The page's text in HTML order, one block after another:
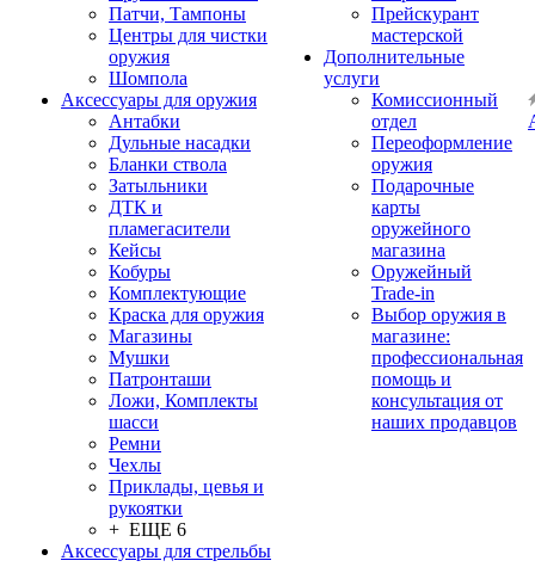
Патчи, Тампоны
Центры для чистки
оружия
Шомпола
Аксессуары для оружия
Антабки
Дульные насадки
Бланки ствола
Затыльники
ДТК и
пламегасители
Кейсы
Кобуры
Комплектующие
Краска для оружия
Магазины
Мушки
Патронташи
Ложи, Комплекты
шасси
Ремни
Чехлы
Приклады, цевья и
рукоятки
+ ЕЩЕ 6
Аксессуары для стрельбы
Прейскурант
мастерской
Дополнительные
услуги
Комиссионный
отдел
Переоформление
оружия
Подарочные
карты
оружейного
магазина
Оружейный
Trade-in
Выбор оружия в
магазине:
профессиональная
помощь и
консультация от
наших продавцов